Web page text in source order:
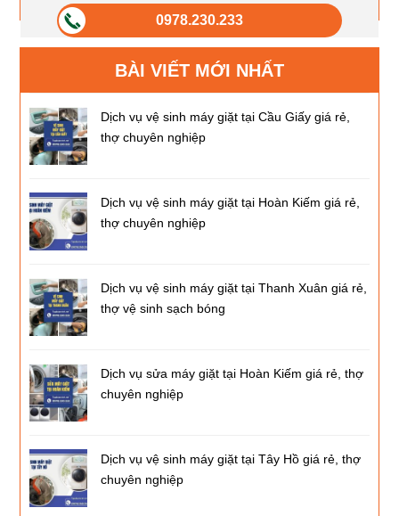
0978.230.233
BÀI VIẾT MỚI NHẤT
Dịch vụ vệ sinh máy giặt tại Cầu Giấy giá rẻ,
thợ chuyên nghiệp
Dịch vụ vệ sinh máy giặt tại Hoàn Kiếm giá rẻ,
thợ chuyên nghiệp
Dịch vụ vệ sinh máy giặt tại Thanh Xuân giá rẻ,
thợ vệ sinh sạch bóng
Dịch vụ sửa máy giặt tại Hoàn Kiếm giá rẻ, thợ
chuyên nghiệp
Dịch vụ vệ sinh máy giặt tại Tây Hồ giá rẻ, thợ
chuyên nghiệp